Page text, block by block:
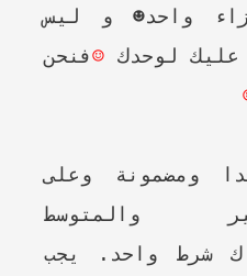
واحد☻ و ليس
لوحدك ☺فنحن
ومضمونة وعلى
والمتوسط
شرط واحد. يجب